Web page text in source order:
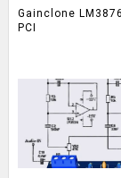
Gainclone
PCI